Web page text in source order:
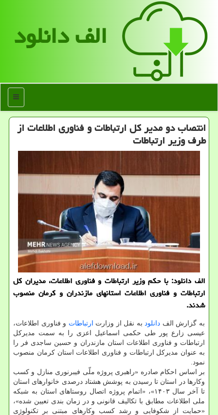
الف دانلود
منو
انتصاب دو مدیر کل ارتباطات و فناوری اطلاعات از
طرف وزیر ارتباطات
الف دانلود: با حکم وزیر ارتباطات و فناوری اطلاعات، مدیران کل
ارتباطات و فناوری اطلاعات استانهای مازندران و کرمان منصوب
شدند.
به گزارش الف دانلود به نقل از وزارت ارتباطات و فناوری اطلاعات،
عیسی زارع پور طی حکمی اسماعیل اعزی را به سمت مدیرکل
ارتباطات و فناوری اطلاعات استان مازندران و حسین ساجدی فر را
به عنوان مدیرکل ارتباطات و فناوری اطلاعات استان کرمان منصوب
نمود.
بر اساس احکام صادره «راهبری پروژه ملّی فیبرنوری منازل و کسب
وکارها در استان تا رسیدن به پوشش هشتاد درصدی خانوارهای استان
تا آخر سال ۱۴۰۳»، «اتمام پروژه اتصال روستاهای استان به شبکه
ملی اطلاعات مطابق با تکالیف قانونی و در زمان بندی تعیین شده»،
«حمایت از شکوفایی و رشد کسب وکارهای مبتنی بر تکنولوژی